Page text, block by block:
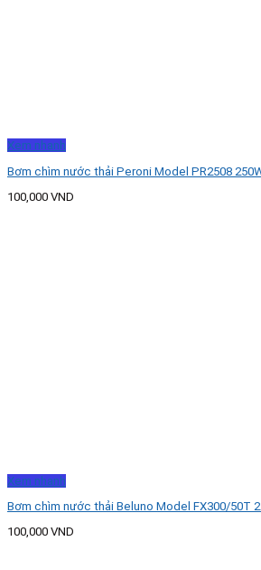
Xem nhanh
Bơm chìm nước thải Peroni Model PR2508
100,000 VND
Xem nhanh
Bơm chìm nước thải Beluno Model FX300/50T
100,000 VND